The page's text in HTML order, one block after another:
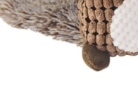
NYC PLYS PINDSVIN, 40CM
Login for at se priser